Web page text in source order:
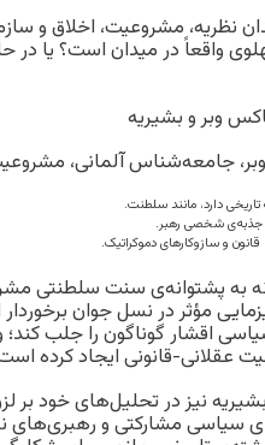
نظریه، مشروعیت، اخلاق و
واقعاً در میدان است؟ یا در
جامعه‌شناس آلمانی،
دارد، مانند سلطنت.
جذبه‌ی شخصی رهبر.
و سازوکارهای دموکراتیک.
نه به پشتوانه‌ی سنت سلطنتی
مؤثر در نسل جوان
اقشار گوناگون را جلب
عقلانی-قانونی ایجاد کرده
نیز در تحلیل‌های خود
مشارکتی و رهبری‌های